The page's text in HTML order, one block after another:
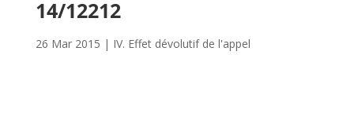
14/12212
26 Mar 2015 | IV. Effet dévolutif de l'appel